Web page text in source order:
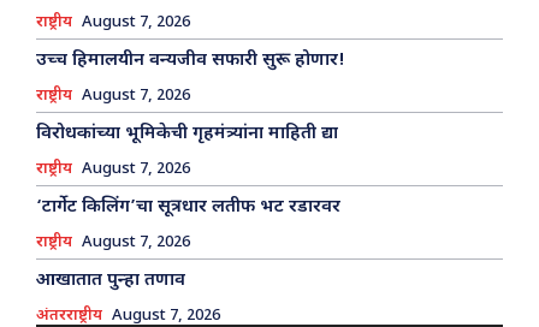
राष्ट्रीय August 7, 2026
उच्च हिमालयीन वन्यजीव सफारी सुरू होणार!
राष्ट्रीय August 7, 2026
विरोधकांच्या भूमिकेची गृहमंत्र्यांना माहिती द्या
राष्ट्रीय August 7, 2026
‘टार्गेट किलिंग’चा सूत्रधार लतीफ भट रडारवर
राष्ट्रीय August 7, 2026
आखातात पुन्हा तणाव
अंतरराष्ट्रीय August 7, 2026